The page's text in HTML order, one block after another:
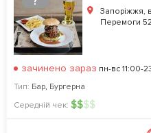
Запоріжжя,
Перемоги
зачинено зараз пн-вс 11:00-
Тип: Бар, Бургерна
Середній чек: $$$$